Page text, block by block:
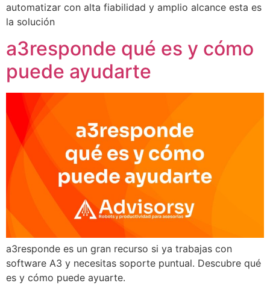
automatizar con alta fiabilidad y amplio alcance esta es
la solución
a3responde qué es y cómo
puede ayudarte
a3responde es un gran recurso si ya trabajas con
software A3 y necesitas soporte puntual. Descubre qué
es y cómo puede ayuarte.